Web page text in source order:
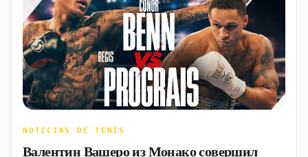
NOTICIAS DE TENIS
Валентин Вашеро из Монако совершил